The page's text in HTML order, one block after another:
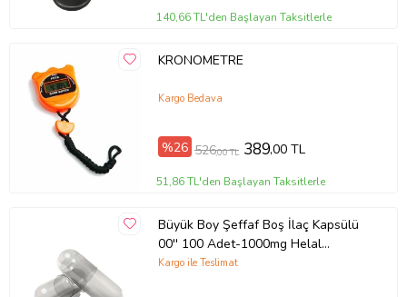
140,66 TL'den Başlayan Taksitlerle
KRONOMETRE
Kargo Bedava
%26 526,00 TL 389,00 TL
51,86 TL'den Başlayan Taksitlerle
Büyük Boy Şeffaf Boş İlaç Kapsülü
00'' 100 Adet-1000mg Helal
Sertifikalı
Kargo ile Teslimat